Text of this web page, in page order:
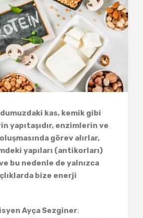
kas, kemik gibi
yapıtaşıdır, enzimlerin ve
görev alırlar,
yapıları (antikorları)
bu nedenle de yalnızca
bize enerji
Ayça Sezginer;